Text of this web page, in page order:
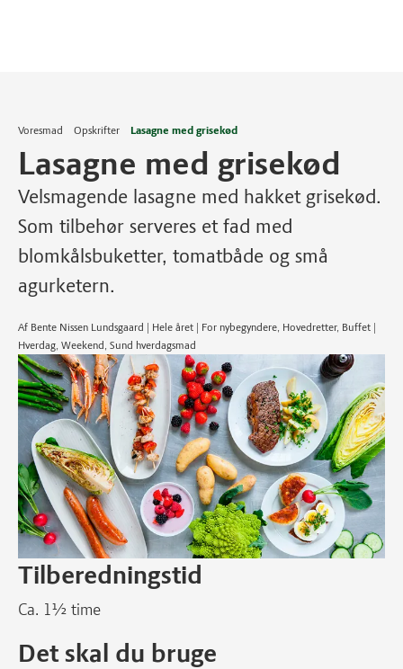
Voresmad Opskrifter Lasagne med grisekød
Lasagne med grisekød
Velsmagende lasagne med hakket grisekød.
Som tilbehør serveres et fad med
blomkålsbuketter, tomatbåde og små
agurketern.
Af Bente Nissen Lundsgaard | Hele året | For nybegyndere, Hovedretter, Buffet |
Hverdag, Weekend, Sund hverdagsmad
Tilberedningstid
Ca. 1½ time
Det skal du bruge